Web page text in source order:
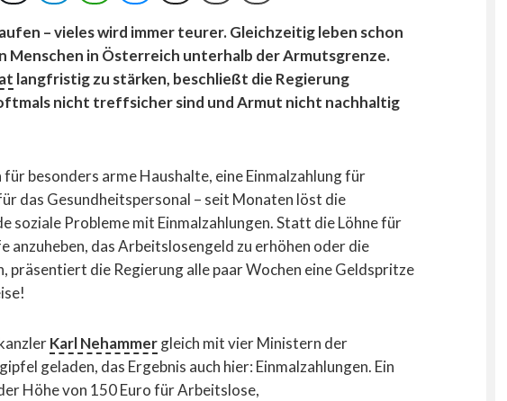
– vieles wird immer teurer. Gleichzeitig leben schon
Menschen in Österreich unterhalb der Armutsgrenze.
langfristig zu stärken, beschließt die Regierung
nicht treffsicher sind und Armut nicht nachhaltig
für besonders arme Haushalte, eine Einmalzahlung für
das Gesundheitspersonal – seit Monaten löst die
soziale Probleme mit Einmalzahlungen. Statt die Löhne für
anzuheben, das Arbeitslosengeld zu erhöhen oder die
präsentiert die Regierung alle paar Wochen eine Geldspritze
Karl Nehammergleich mit vier Ministern der
geladen, das Ergebnis auch hier: Einmalzahlungen. Ein
Höhe von 150 Euro für Arbeitslose,